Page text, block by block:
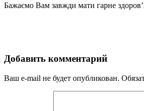
Бажаємо Вам завжди мати гарне
Добавить комментарий
Ваш e-mail не будет опубликован.